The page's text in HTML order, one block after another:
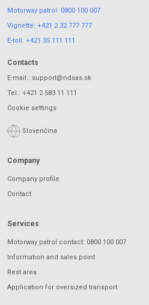
Motorway patrol: 0800 100 007
Vignette: +421 2 32 777 777
E-toll: +421 35 111 111
Contacts
E-mail.: support@ndsas.sk
Tel.: +421 2 583 11 111
Cookie settings
Slovenčina
Company
Company profile
Contact
Services
Motorway patrol contact: 0800 100 007
Information and sales point
Rest area
Application for oversized transport